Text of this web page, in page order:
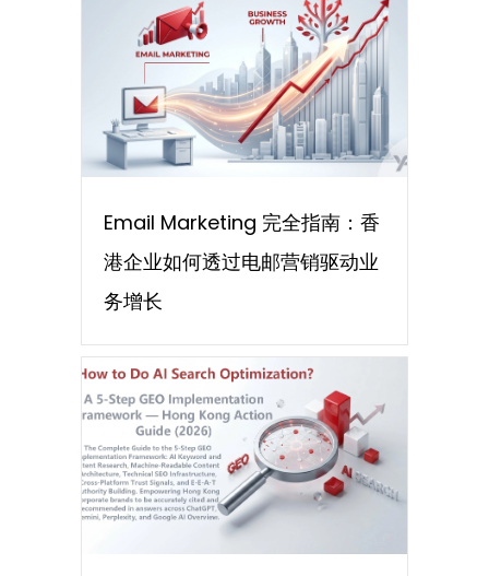
Email Marketing 完全指南：香
港企业如何透过电邮营销驱动业
务增长